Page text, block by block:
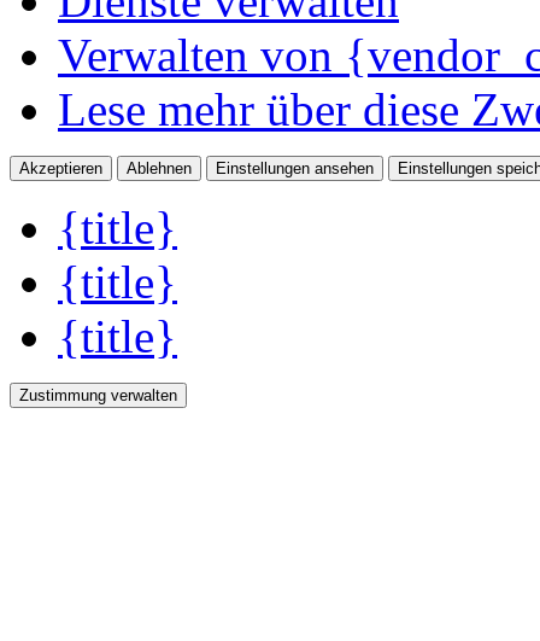
Verwalten von
Lese mehr über diese
Akzeptieren Ablehnen Einstellungen ansehen Einstellungen
{title}
{title}
{title}
Zustimmung verwalten